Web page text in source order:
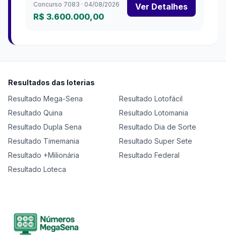
Concurso 7083 · 04/08/2026
R$ 3.600.000,00
Ver Detalhes
Resultados das loterias
Resultado Mega-Sena Resultado Lotofácil
Resultado Quina Resultado Lotomania
Resultado Dupla Sena Resultado Dia de Sorte
Resultado Timemania Resultado Super Sete
Resultado +Milionária Resultado Federal
Resultado Loteca